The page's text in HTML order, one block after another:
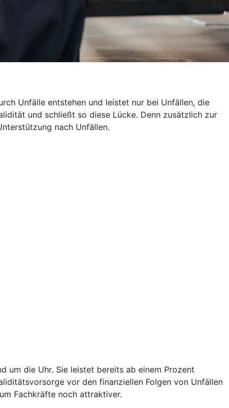
Unfälle entstehen und leistet nur bei Unfällen, die
und schließt so diese Lücke. Denn zusätzlich zur
nach Unfällen.
um die Uhr. Sie leistet bereits ab einem Prozent
vor den finanziellen Folgen von Unfällen
Fachkräfte noch attraktiver.